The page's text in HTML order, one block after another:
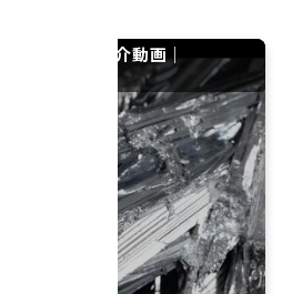
石 32.0gの紹介動画｜